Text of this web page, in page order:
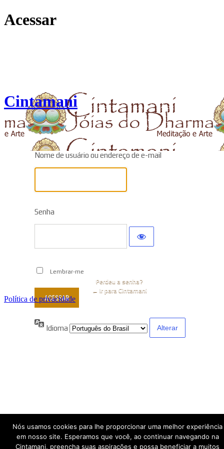
Acessar
Cintamani
Nome de usuário ou endereço de e-mail
Senha
Lembrar-me
Idioma
Perdeu a senha?
← Ir para Cintamani
Política de privacidade
Nós usamos cookies para lhe proporcionar uma melhor experiência
em nosso site. Esperamos que você, ao continuar navegando na
Cintamani, preencha suas aspirações e possa beneficiar a muitos